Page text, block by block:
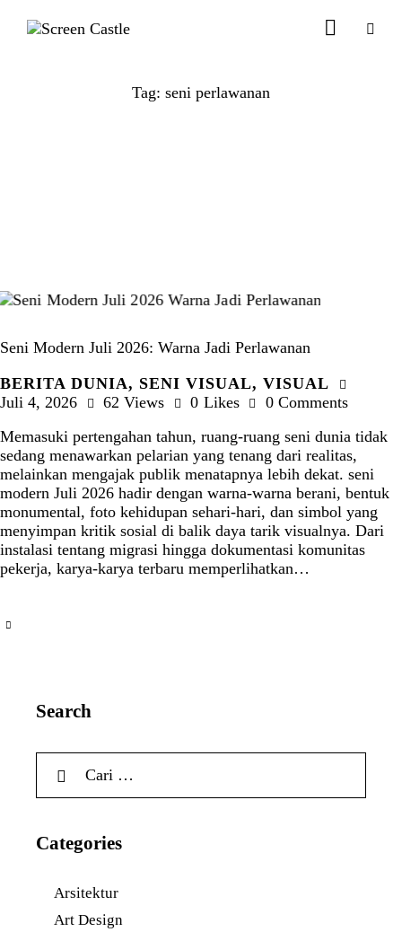
Tag: seni perlawanan
Seni Modern Juli 2026: Warna Jadi Perlawanan
BERITA DUNIA, SENI VISUAL, VISUAL
Juli 4, 2026
62 Views 0 Likes 0 Comments
Memasuki pertengahan tahun, ruang-ruang seni dunia tidak
sedang menawarkan pelarian yang tenang dari realitas,
melainkan mengajak publik menatapnya lebih dekat. seni
modern Juli 2026 hadir dengan warna-warna berani, bentuk
monumental, foto kehidupan sehari-hari, dan simbol yang
menyimpan kritik sosial di balik daya tarik visualnya. Dari
instalasi tentang migrasi hingga dokumentasi komunitas
pekerja, karya-karya terbaru memperlihatkan…
Search
Categories
Arsitektur
Art Design